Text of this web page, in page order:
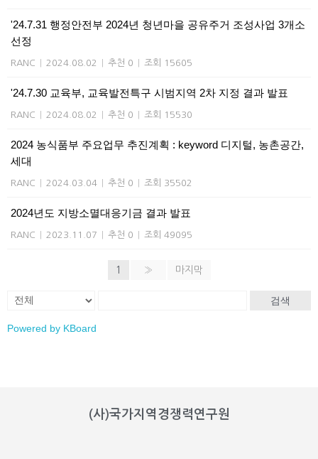
'24.7.31 행정안전부 2024년 청년마을 공유주거 조성사업 3개소
선정
RANC 2024.08.02 추천 0 조회 15605
'24.7.30 교육부, 교육발전특구 시범지역 2차 지정 결과 발표
RANC 2024.08.02 추천 0 조회 15530
2024 농식품부 주요업무 추진계획 : keyword 디지털, 농촌공간,
세대
RANC 2024.03.04 추천 0 조회 35502
2024년도 지방소멸대응기금 결과 발표
RANC 2023.11.07 추천 0 조회 49095
1 » 마지막
검색
Powered by KBoard
(사)국가지역경쟁력연구원